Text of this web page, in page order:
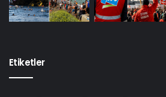
Etiketler